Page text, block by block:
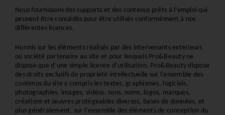
Nous fournissons des supports et des contenus prêts à l’emploi qui
peuvent être concédés pour être utilisés conformément à nos
différentes licences.
Hormis sur les éléments réalisés par des intervenants extérieurs
où société partenaire au site et pour lesquels Pro&Beauty ne
dispose que d’une simple licence d’utilisation, Pro&Beauty dispose
des droits exclusifs de propriété intellectuelle sur l’ensemble des
contenus du site y compris les textes, graphismes, logiciels,
photographies, images, vidéos, sons, noms, logos, marques,
créations et œuvres protégeables diverses, bases de données, et
plus généralement, sur l’ensemble des éléments de conception du